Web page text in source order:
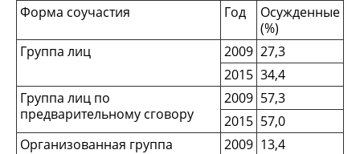
Форма соучастия Год
Осужденные
(%)
Группа лиц
2009 27,3
2015 34,4
Группа лиц по
предварительному сговору
2009 57,3
2015 57,0
Организованная группа
2009 13,4